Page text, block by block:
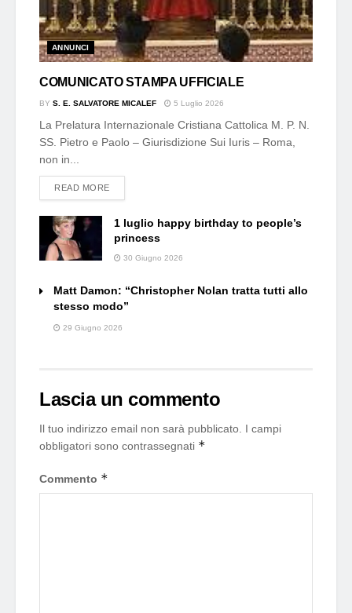
ANNUNCI
COMUNICATO STAMPA UFFICIALE
BY S. E. SALVATORE MICALEF 5 Luglio 2026
La Prelatura Internazionale Cristiana Cattolica M. P. N.
SS. Pietro e Paolo – Giurisdizione Sui Iuris – Roma,
non in...
READ MOREDETAILS
1 luglio happy birthday to people’s
princess
30 Giugno 2026
Matt Damon: “Christopher Nolan tratta tutti allo
stesso modo”
29 Giugno 2026
Lascia un commento
Il tuo indirizzo email non sarà pubblicato. I campi
obbligatori sono contrassegnati *
Commento *